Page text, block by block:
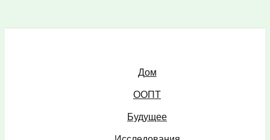
Дом
ООПТ
Будущее